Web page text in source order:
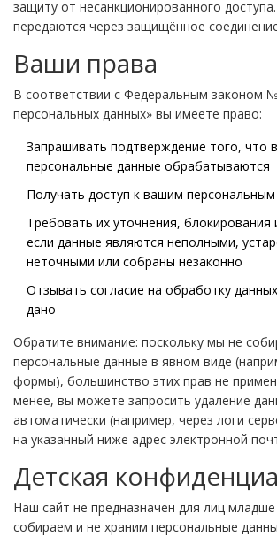
защиту от несанкционированного
передаются через защищённое
Ваши права
В соответствии с Федеральным законом
персональных данных» вы имеете право:
Запрашивать подтверждение того, что
персональные данные обрабатываются
Получать доступ к вашим
Требовать их уточнения, блокирования
если данные являются неполными,
неточными или собраны незаконно
Отзывать согласие на обработку
дано
Обратите внимание: поскольку мы не
персональные данные в явном виде
формы), большинство этих прав не
менее, вы можете запросить удаление
автоматически (например, через логи
на указанный ниже адрес электронной
Детская
Наш сайт не предназначен для лиц
собираем и не храним персональные